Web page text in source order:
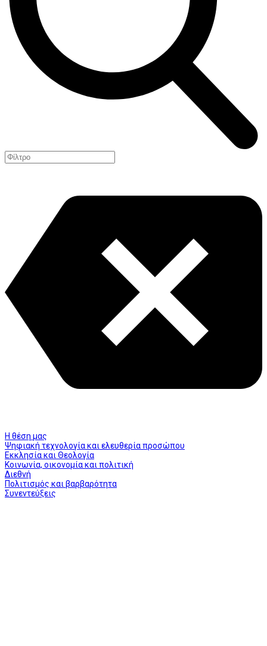
Η θέση μας
Ψηφιακή τεχνολογία και ελευθερία προσώπου
Εκκλησία και Θεολογία
Κοινωνία, οικονομία και πολιτική
Διεθνή
Πολιτισμός και βαρβαρότητα
Συνεντεύξεις